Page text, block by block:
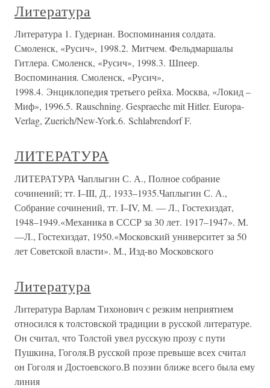
Литература
Литература 1. Гудериан. Воспоминания солдата.
Смоленск, «Русич», 1998.2. Митчем. Фельдмаршалы
Гитлера. Смоленск, «Русич», 1998.3. Шпеер.
Воспоминания. Смоленск, «Русич»,
1998.4. Энциклопедия третьего рейха. Москва, «Локид –
Миф», 1996.5. Rauschning. Gespraeche mit Hitler. Europa-
Verlag, Zuerich/New-York.6. Schlabrendorf F.
ЛИТЕРАТУРА
ЛИТЕРАТУРА Чаплыгин С. А., Полное собрание
сочинений; тт. I–III, Д., 1933–1935.Чаплыгин С. А.,
Собрание сочинений, тт. I–IV, М. — Л., Гостехиздат,
1948–1949.«Механика в СССР за 30 лет. 1917–1947». М.
—Л., Гостехиздат, 1950.«Московский университет за 50
лет Советской власти». М., Изд-во Московского
Литература
Литература Варлам Тихонович с резким неприятием
относился к толстовской традиции в русской литературе.
Он считал, что Толстой увел русскую прозу с пути
Пушкина, Гоголя.В русской прозе превыше всех считал
он Гоголя и Достоевского.В поэзии ближе всего была ему
линия